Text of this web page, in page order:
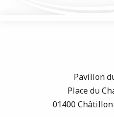
Pavillon
Place du
01400